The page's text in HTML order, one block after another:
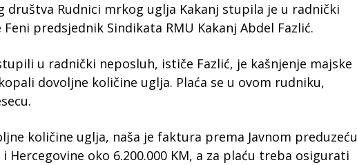
društva Rudnici mrkog uglja Kakanj stupila je u radnički
predsjednik Sindikata RMU Kakanj Abdel Fazlić.
u radnički neposluh, ističe Fazlić, je kašnjenje majske
dovoljne količine uglja. Plaća se u ovom rudniku,
količine uglja, naša je faktura prema Javnom preduzeću
Hercegovine oko 6.200.000 KM, a za plaću treba osigurati